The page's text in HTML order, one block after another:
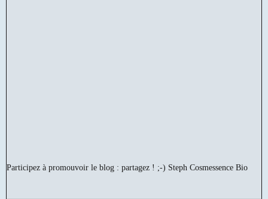
Participez à promouvoir le blog : partagez ! ;-) Steph Cosmessence Bio